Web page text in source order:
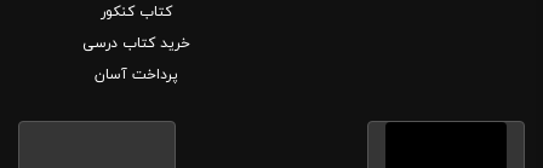
کتاب کنکور
خرید کتاب درسی
پرداخت آسان